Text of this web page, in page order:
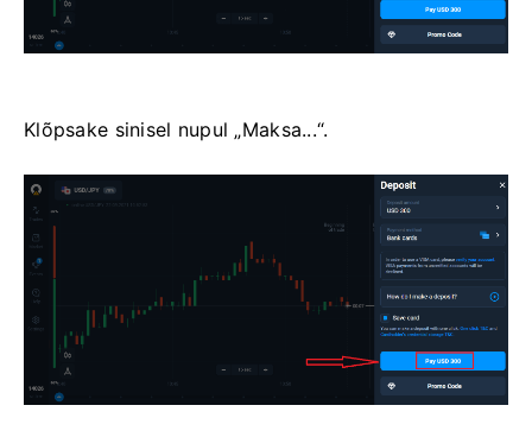
Klõpsake sinisel nupul „Maksa...“.